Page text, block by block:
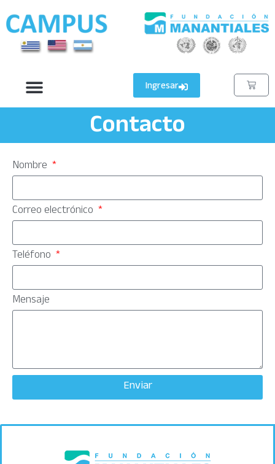
Ingresar
Contacto
Nombre
Correo electrónico
Teléfono
Mensaje
Enviar